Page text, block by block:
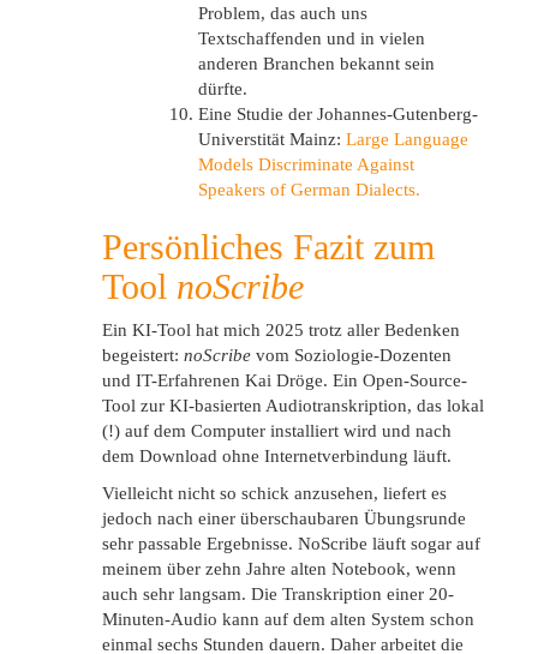
Problem, das auch uns
Textschaffenden und in vielen
anderen Branchen bekannt sein
dürfte.
Eine Studie der Johannes-Gutenberg-
Universtität Mainz: Large Language
Models Discriminate Against
Speakers of German Dialects.
Persönliches Fazit zum
Tool noScribe
Ein KI-Tool hat mich 2025 trotz aller Bedenken
begeistert: noScribe vom Soziologie-Dozenten
und IT-Erfahrenen Kai Dröge. Ein Open-Source-
Tool zur KI-basierten Audiotranskription, das lokal
(!) auf dem Computer installiert wird und nach
dem Download ohne Internetverbindung läuft.
Vielleicht nicht so schick anzusehen, liefert es
jedoch nach einer überschaubaren Übungsrunde
sehr passable Ergebnisse. NoScribe läuft sogar auf
meinem über zehn Jahre alten Notebook, wenn
auch sehr langsam. Die Transkription einer 20-
Minuten-Audio kann auf dem alten System schon
einmal sechs Stunden dauern. Daher arbeitet die